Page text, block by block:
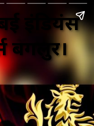
इंडियंस
बेंगलुर।